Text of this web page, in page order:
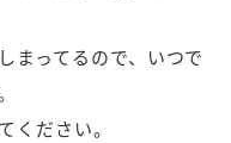
まってるので、いつで
ください。